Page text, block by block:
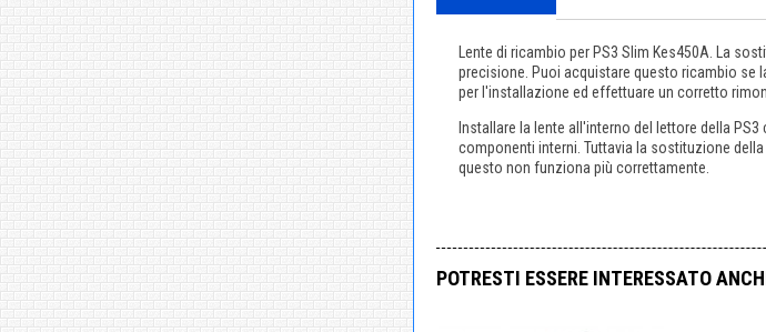
Lente di ricambio per PS3 Slim Kes450A. La
precisione. Puoi acquistare questo ricambio se
per l'installazione ed effettuare un corretto
Installare la lente all'interno del lettore della
componenti interni. Tuttavia la sostituzione
questo non funziona più correttamente.
POTRESTI ESSERE INTERESSATO